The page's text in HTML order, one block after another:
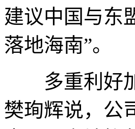
建议中国与东
落地海南”。
多重利好加
樊珣辉说，公